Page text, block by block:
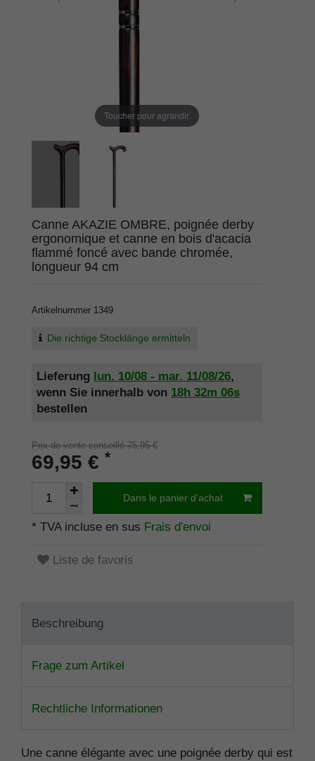
Toucher pour agrandir
Canne AKAZIE OMBRE, poignée derby
ergonomique et canne en bois d'acacia
flammé foncé avec bande chromée,
longueur 94 cm
Artikelnummer 1349
Die richtige Stocklänge ermitteln
Lieferung lun. 10/08 - mar. 11/08/26,
wenn Sie innerhalb von 18h 32m 06s
bestellen
Prix de vente conseillé 75,95 €
69,95 € *
Dans le panier d'achat
* TVA incluse en sus Frais d'envoi
Liste de favoris
Beschreibung
Frage zum Artikel
Rechtliche Informationen
Une canne élégante avec une poignée derby qui est